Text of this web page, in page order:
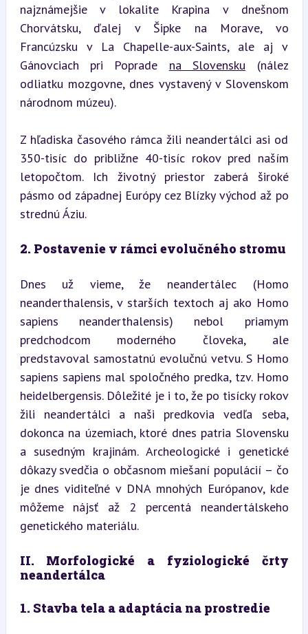
najznámejšie v lokalite Krapina v dnešnom
Chorvátsku, ďalej v Šipke na Morave, vo
Francúzsku v La Chapelle-aux-Saints, ale aj v
Gánovciach pri Poprade na Slovensku (nález
odliatku mozgovne, dnes vystavený v Slovenskom
národnom múzeu).
Z hľadiska časového rámca žili neandertálci asi od
350-tisíc do približne 40-tisíc rokov pred naším
letopočtom. Ich životný priestor zaberá široké
pásmo od západnej Európy cez Blízky východ až po
strednú Áziu.
2. Postavenie v rámci evolučného stromu
Dnes už vieme, že neandertálec (Homo
neanderthalensis, v starších textoch aj ako Homo
sapiens neanderthalensis) nebol priamym
predchodcom moderného človeka, ale
predstavoval samostatnú evolučnú vetvu. S Homo
sapiens sapiens mal spoločného predka, tzv. Homo
heidelbergensis. Dôležité je i to, že po tisícky rokov
žili neandertálci a naši predkovia vedľa seba,
dokonca na územiach, ktoré dnes patria Slovensku
a susedným krajinám. Archeologické i genetické
dôkazy svedčia o občasnom miešaní populácií – čo
je dnes viditeľné v DNA mnohých Európanov, kde
môžeme nájsť až 2 percentá neandertálskeho
genetického materiálu.
II. Morfologické a fyziologické črty
neandertálca
1. Stavba tela a adaptácia na prostredie